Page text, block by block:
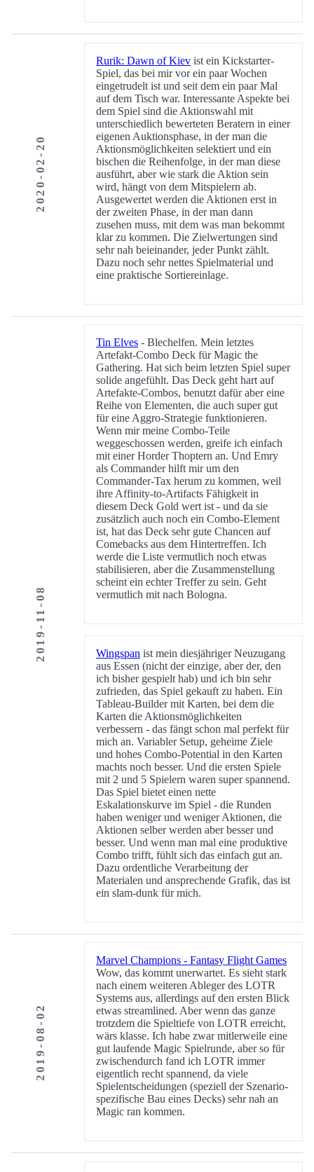
2020-02-20
Rurik: Dawn of Kiev ist ein Kickstarter-
Spiel, das bei mir vor ein paar Wochen
eingetrudelt ist und seit dem ein paar Mal
auf dem Tisch war. Interessante Aspekte bei
dem Spiel sind die Aktionswahl mit
unterschiedlich bewerteten Beratern in einer
eigenen Auktionsphase, in der man die
Aktionsmöglichkeiten selektiert und ein
bischen die Reihenfolge, in der man diese
ausführt, aber wie stark die Aktion sein
wird, hängt von dem Mitspielern ab.
Ausgewertet werden die Aktionen erst in
der zweiten Phase, in der man dann
zusehen muss, mit dem was man bekommt
klar zu kommen. Die Zielwertungen sind
sehr nah beieinander, jeder Punkt zählt.
Dazu noch sehr nettes Spielmaterial und
eine praktische Sortiereinlage.
2019-11-08
Tin Elves - Blechelfen. Mein letztes
Artefakt-Combo Deck für Magic the
Gathering. Hat sich beim letzten Spiel super
solide angefühlt. Das Deck geht hart auf
Artefakte-Combos, benutzt dafür aber eine
Reihe von Elementen, die auch super gut
für eine Aggro-Strategie funktionieren.
Wenn mir meine Combo-Teile
weggeschossen werden, greife ich einfach
mit einer Horder Thoptern an. Und Emry
als Commander hilft mir um den
Commander-Tax herum zu kommen, weil
ihre Affinity-to-Artifacts Fähigkeit in
diesem Deck Gold wert ist - und da sie
zusätzlich auch noch ein Combo-Element
ist, hat das Deck sehr gute Chancen auf
Comebacks aus dem Hintertreffen. Ich
werde die Liste vermutlich noch etwas
stabilisieren, aber die Zusammenstellung
scheint ein echter Treffer zu sein. Geht
vermutlich mit nach Bologna.
Wingspan ist mein diesjähriger Neuzugang
aus Essen (nicht der einzige, aber der, den
ich bisher gespielt hab) und ich bin sehr
zufrieden, das Spiel gekauft zu haben. Ein
Tableau-Builder mit Karten, bei dem die
Karten die Aktionsmöglichkeiten
verbessern - das fängt schon mal perfekt für
mich an. Variabler Setup, geheime Ziele
und hohes Combo-Potential in den Karten
machts noch besser. Und die ersten Spiele
mit 2 und 5 Spielern waren super spannend.
Das Spiel bietet einen nette
Eskalationskurve im Spiel - die Runden
haben weniger und weniger Aktionen, die
Aktionen selber werden aber besser und
besser. Und wenn man mal eine produktive
Combo trifft, fühlt sich das einfach gut an.
Dazu ordentliche Verarbeitung der
Materialen und ansprechende Grafik, das ist
ein slam-dunk für mich.
2019-08-02
Marvel Champions - Fantasy Flight Games
Wow, das kommt unerwartet. Es sieht stark
nach einem weiteren Ableger des LOTR
Systems aus, allerdings auf den ersten Blick
etwas streamlined. Aber wenn das ganze
trotzdem die Spieltiefe von LOTR erreicht,
wärs klasse. Ich habe zwar mitlerweile eine
gut laufende Magic Spielrunde, aber so für
zwischendurch fand ich LOTR immer
eigentlich recht spannend, da viele
Spielentscheidungen (speziell der Szenario-
spezifische Bau eines Decks) sehr nah an
Magic ran kommen.